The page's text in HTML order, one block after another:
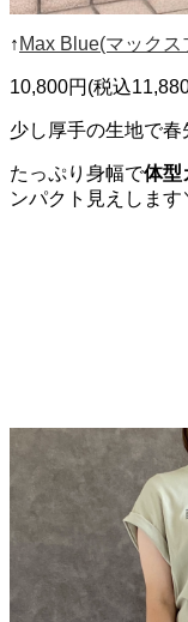
↑ Max Blue(マック
10,800円(税込
少し厚手の生地で
たっぷり身幅で体型
ンパクト見えします